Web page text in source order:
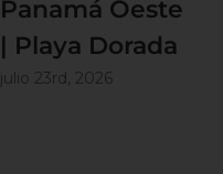
Panamá Oeste
| Playa Dorada
julio 23rd, 2026